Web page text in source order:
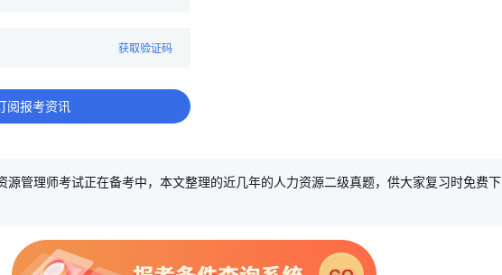
获取验证码
阅报考资讯
源管理师考试正在备考中，本文整理的近几年的人力资源二级真题，供大家复习时免费下